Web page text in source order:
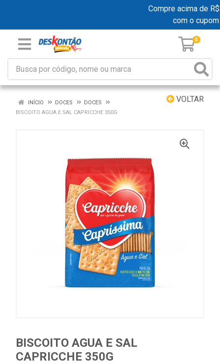
Compre acima de
com o cupom
0
VOLTAR
INÍCIO DOCES
DOCES
BISCOITO AGUA E SAL CAPRICCHE 350G
BISCOITO AGUA E SAL
CAPRICCHE 350G